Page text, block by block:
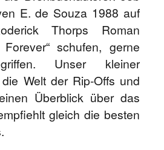
E. de Souza 1988 auf
Thorps Roman
schufen, gerne
Unser kleiner
Welt der Rip-Offs und
Überblick über das
gleich die besten